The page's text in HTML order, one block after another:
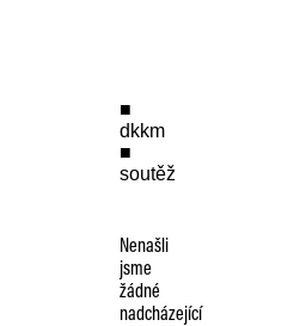
dkkm
soutěž
Nenašli
jsme
žádné
nadcházející